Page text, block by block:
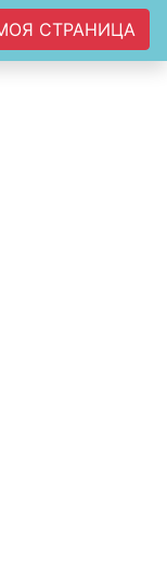
СТРАНИЦА